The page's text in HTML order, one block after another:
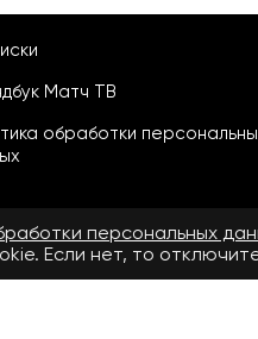
Матч ТВ
обработки
персональных
Если нет, то